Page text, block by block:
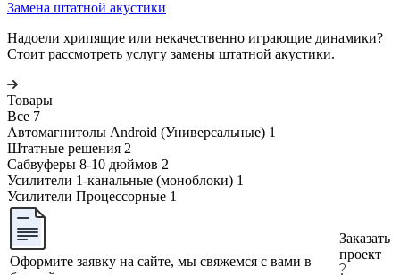
Замена штатной акустики
Надоели хрипящие или некачественно играющие динамики?
Стоит рассмотреть услугу замены штатной акустики.
Товары
Все 7
Автомагнитолы Android (Универсальные) 1
Штатные решения 2
Сабвуферы 8-10 дюймов 2
Усилители 1-канальные (моноблоки) 1
Усилители Процессорные 1
Оформите заявку на сайте, мы свяжемся с вами в
Заказать
проект